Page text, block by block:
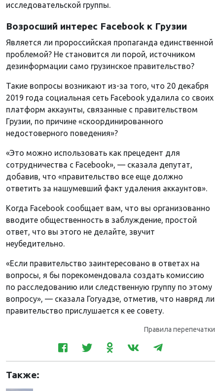
исследовательской группы.
Возросший интерес Facebook к Грузии
Является ли пророссийская пропаганда единственной
проблемой? Не становится ли порой, источником
дезинформации само грузинское правительство?
Такие вопросы возникают из-за того, что 20 декабря
2019 года социальная сеть Facebook удалила со своих
платформ аккаунты, связанные с правительством
Грузии, по причине «скоординированного
недостоверного поведения»?
«Это можно использовать как прецедент для
сотрудничества с Facebook», — сказала депутат,
добавив, что «правительство все еще должно
ответить за нашумевший факт удаления аккаунтов».
Когда Facebook сообщает вам, что вы организованно
вводите общественность в заблуждение, простой
ответ, что вы этого не делайте, звучит
неубедительно.
«Если правительство заинтересовано в ответах на
вопросы, я бы порекомендовала создать комиссию
по расследованию или следственную группу по этому
вопросу», — сказала Гогуадзе, отметив, что навряд ли
правительство прислушается к ее совету.
Правила перепечатки
Также: